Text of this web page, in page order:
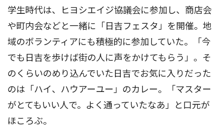
学生時代は、ヒヨシエイジ協議会に参加し、商店会
や町内会などと一緒に「日吉フェスタ」を開催。地
域のボランティアにも積極的に参加していた。「今
でも日吉を歩けば街の人に声をかけてもらう」。そ
のくらいのめり込んでいた日吉でお気に入りだった
のは「ハイ、ハウアーユー」のカレー。「マスター
がとてもいい人で。よく通っていたなあ」と口元が
ほころぶ。